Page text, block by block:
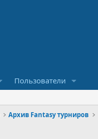
Пользователи
Архив Fantasy турниров